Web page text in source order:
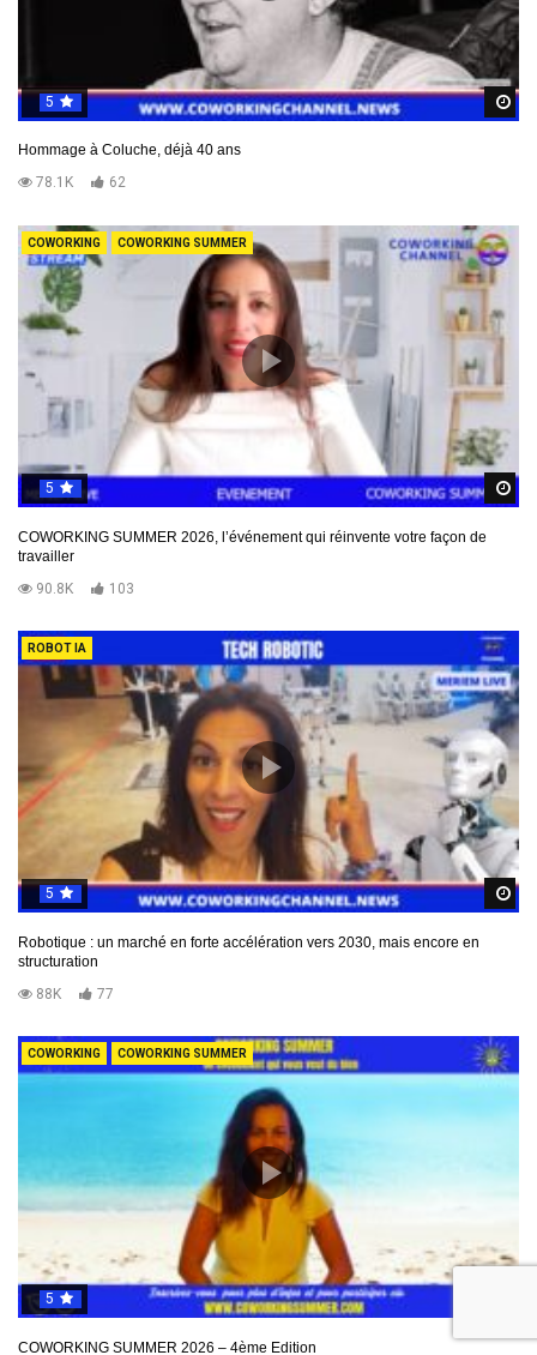
5
Hommage à Coluche, déjà 40 ans
78.1K
62
COWORKING COWORKING SUMMER
5
COWORKING SUMMER 2026, l’événement qui réinvente votre façon de
travailler
90.8K
103
ROBOT IA
5
Robotique : un marché en forte accélération vers 2030, mais encore en
structuration
88K
77
COWORKING COWORKING SUMMER
5
COWORKING SUMMER 2026 – 4ème Edition